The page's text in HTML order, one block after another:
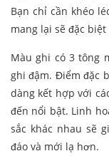
Bạn chỉ cần khéo
mang lại sẽ đặc
Màu ghi có 3 tông
ghi đậm. Điểm đặc
dàng kết hợp với
đến nổi bật. Linh
sắc khác nhau sẽ
đáo và mới lạ hơn.